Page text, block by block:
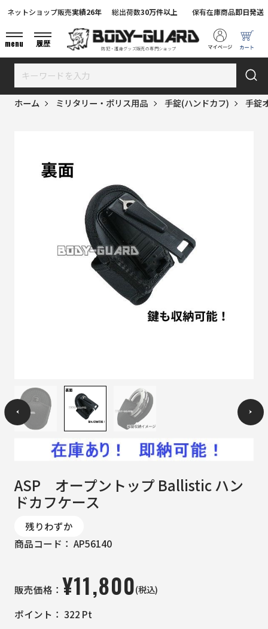
防犯・護身グッズ販売の専門ショップ
ネットショップ販売実績26年 総出荷数30万件以上 保有在庫商品即日発送
menu 履歴
ホーム ミリタリー・ポリス用品 手錠(ハンドカフ) 手錠
ASP オープントップ Ballistic ハン
ドカフケース
残りわずか
商品コード： AP56140
販売価格： ¥11,800(税込)
ポイント： 322 Pt